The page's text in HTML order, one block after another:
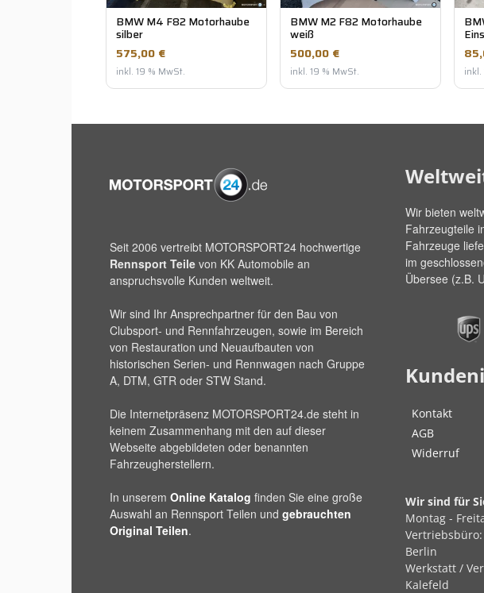
BMW M4 F82 Motorhaube
silber
575,00 €
inkl. 19 % MwSt.
BMW M2 F82 Motorhaube
weiß
500,00 €
inkl. 19 % MwSt. inkl.
Seit 2006 vertreibt MOTORSPORT24 hochwertige
Rennsport Teile von KK Automobile an
anspruchsvolle Kunden weltweit.
Wir sind Ihr Ansprechpartner für den Bau von
Clubsport- und Rennfahrzeugen, sowie im Bereich
von Restauration und Neuaufbauten von
historischen Serien- und Rennwagen nach Gruppe
A, DTM, GTR oder STW Stand.
Die Internetpräsenz MOTORSPORT24.de steht in
keinem Zusammenhang mit den auf dieser
Webseite abgebildeten oder benannten
Fahrzeugherstellern.
In unserem Online Katalog finden Sie eine große
Auswahl an Rennsport Teilen und gebrauchten
Original Teilen.
Wir bieten
Fahrzeugteile
Fahrzeuge
im
Übersee (z.B.
Kontakt
AGB
Widerruf
Wir sind für
Montag -
Vertriebsbüro:
Berlin
Werkstatt /
Kalefeld